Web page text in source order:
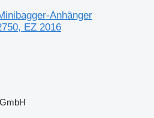
Anhänger
EZ 2016